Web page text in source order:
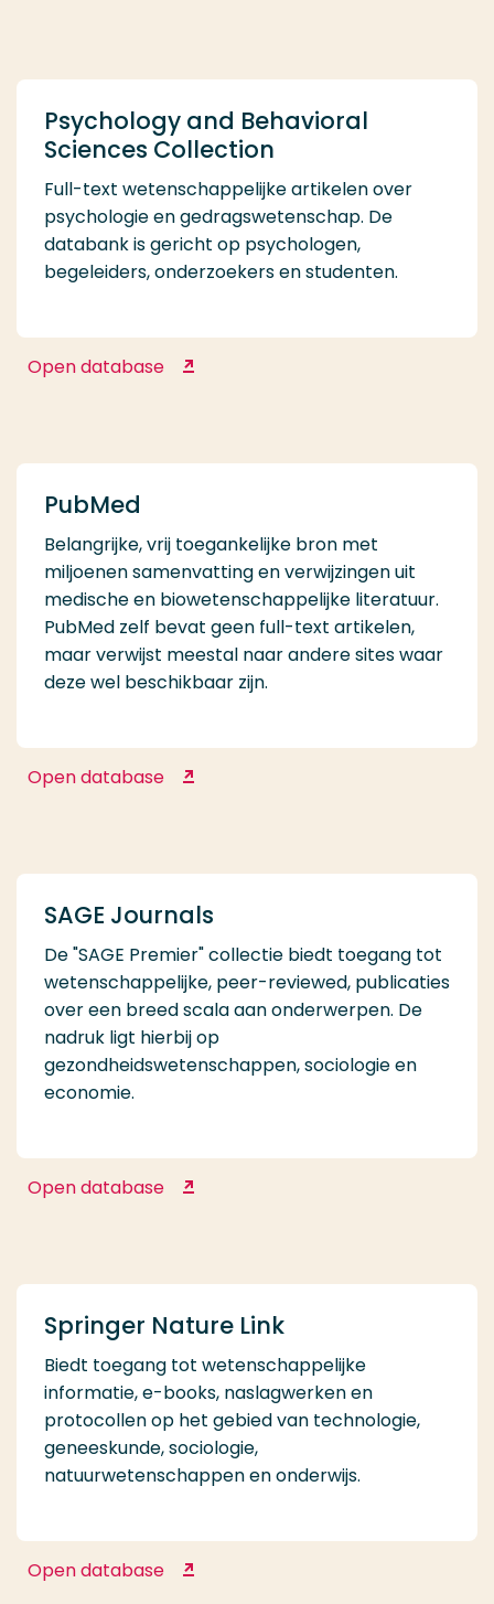
Psychology and Behavioral
Sciences Collection
Full-text wetenschappelijke artikelen over
psychologie en gedragswetenschap. De
databank is gericht op psychologen,
begeleiders, onderzoekers en studenten.
Open database
Psychology and Behavioral
PubMed
Belangrijke, vrij toegankelijke bron met
miljoenen samenvatting en verwijzingen uit
medische en biowetenschappelijke literatuur.
PubMed zelf bevat geen full-text artikelen,
maar verwijst meestal naar andere sites waar
deze wel beschikbaar zijn.
Open database PubMed
SAGE Journals
De "SAGE Premier" collectie biedt toegang tot
wetenschappelijke, peer-reviewed, publicaties
over een breed scala aan onderwerpen. De
nadruk ligt hierbij op
gezondheidswetenschappen, sociologie en
economie.
Open database SAGE Journals
Springer Nature Link
Biedt toegang tot wetenschappelijke
informatie, e-books, naslagwerken en
protocollen op het gebied van technologie,
geneeskunde, sociologie,
natuurwetenschappen en onderwijs.
Open database Springer Nature Link